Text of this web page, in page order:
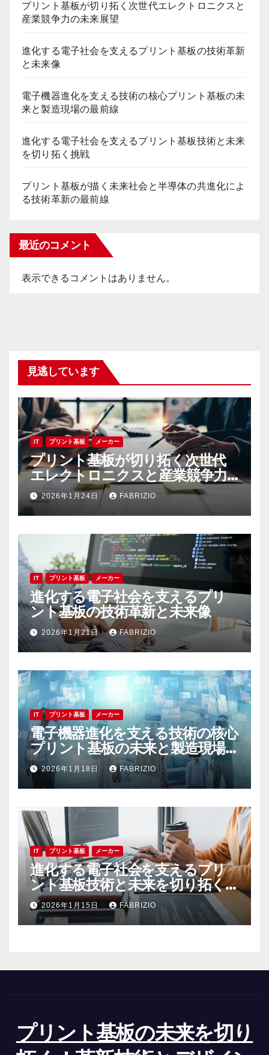
プリント基板が切り拓く次世代エレクトロニクスと
産業競争力の未来展望
進化する電子社会を支えるプリント基板の技術革新
と未来像
電子機器進化を支える技術の核心プリント基板の未
来と製造現場の最前線
進化する電子社会を支えるプリント基板技術と未来
を切り拓く挑戦
プリント基板が描く未来社会と半導体の共進化によ
る技術革新の最前線
最近のコメント
表示できるコメントはありません。
見逃しています
IT プリント基板 メーカー
プリント基板が切り拓く次世代
エレクトロニクスと産業競争力
の未来展望
2026年1月24日 FABRIZIO
IT プリント基板 メーカー
進化する電子社会を支えるプリ
ント基板の技術革新と未来像
2026年1月21日 FABRIZIO
IT プリント基板 メーカー
電子機器進化を支える技術の核心
プリント基板の未来と製造現場
の最前線
2026年1月18日 FABRIZIO
IT プリント基板 メーカー
進化する電子社会を支えるプリ
ント基板技術と未来を切り拓く挑
戦2026年1月15日 FABRIZIO
プリント基板の未来を切り